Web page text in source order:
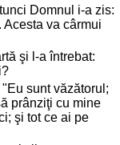
Domnul i-a zis:
va cârmui
şi l-a întrebat:
sunt văzătorul;
prânziţi cu mine
şi tot ce ai pe